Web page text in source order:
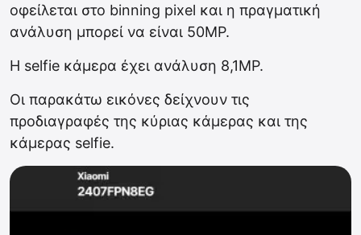
οφείλεται στο binning pixel και η πραγματική
ανάλυση μπορεί να είναι 50MP.
Η selfie κάμερα έχει ανάλυση 8,1MP.
Oι παρακάτω εικόνες δείχνουν τις
προδιαγραφές της κύριας κάμερας και της
κάμερας selfie.